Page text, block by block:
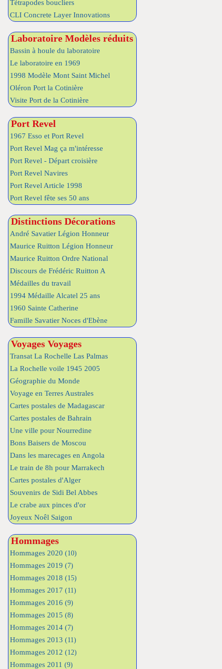
Tétrapodes boucliers
CLI Concrete Layer Innovations
Laboratoire Modèles réduits
Bassin à houle du laboratoire
Le laboratoire en 1969
1998 Modèle Mont Saint Michel
Oléron Port la Cotinière
Visite Port de la Cotinière
Port Revel
1967 Esso et Port Revel
Port Revel Mag ça m'intéresse
Port Revel - Départ croisière
Port Revel Navires
Port Revel Article 1998
Port Revel fête ses 50 ans
Distinctions Décorations
André Savatier Légion Honneur
Maurice Ruitton Légion Honneur
Maurice Ruitton Ordre National
Discours de Frédéric Ruitton A
Médailles du travail
1994 Médaille Alcatel 25 ans
1960 Sainte Catherine
Famille Savatier Noces d'Ebène
Voyages Voyages
Transat La Rochelle Las Palmas
La Rochelle voile 1945 2005
Géographie du Monde
Voyage en Terres Australes
Cartes postales de Madagascar
Cartes postales de Bahrain
Une ville pour Nourredine
Bons Baisers de Moscou
Dans les marecages en Angola
Le train de 8h pour Marrakech
Cartes postales d'Alger
Souvenirs de Sidi Bel Abbes
Le crabe aux pinces d'or
Joyeux Noêl Saigon
Hommages
Hommages 2020 (10)
Hommages 2019 (7)
Hommages 2018 (15)
Hommages 2017 (11)
Hommages 2016 (9)
Hommages 2015 (8)
Hommages 2014 (7)
Hommages 2013 (11)
Hommages 2012 (12)
Hommages 2011 (9)